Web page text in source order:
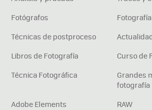
Fotógrafos
Técnicas de postproceso
Libros de Fotografía
Curso de
Técnica Fotográfica
Grandes
fotografía
Adobe Elements
RAW